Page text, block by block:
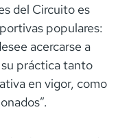
del Circuito es
populares:
acercarse a
práctica tanto
en vigor, como